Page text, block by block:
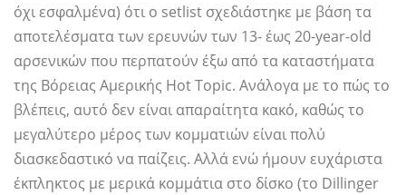
όχι εσφαλμένα) ότι ο setlist σχεδιάστηκε με βάση τα
αποτελέσματα των ερευνών των 13- έως 20-year-old
αρσενικών που περπατούν έξω από τα καταστήματα
της Βόρειας Αμερικής Hot Topic. Ανάλογα με το πώς το
βλέπεις, αυτό δεν είναι απαραίτητα κακό, καθώς το
μεγαλύτερο μέρος των κομματιών είναι πολύ
διασκεδαστικό να παίζεις. Αλλά ενώ ήμουν ευχάριστα
έκπληκτος με μερικά κομμάτια στο δίσκο (το Dillinger